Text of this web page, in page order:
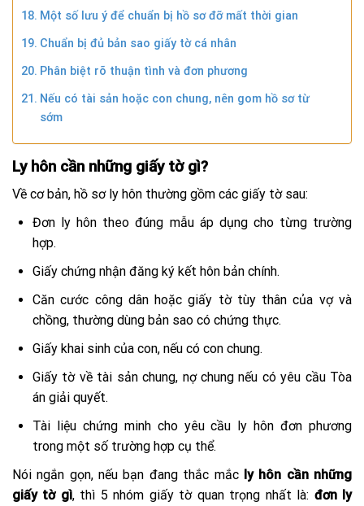
Một số lưu ý để chuẩn bị hồ sơ đỡ mất thời gian
Chuẩn bị đủ bản sao giấy tờ cá nhân
Phân biệt rõ thuận tình và đơn phương
Nếu có tài sản hoặc con chung, nên gom hồ sơ từ
sớm
Ly hôn cần những giấy tờ gì?
Về cơ bản, hồ sơ ly hôn thường gồm các giấy tờ sau:
Đơn ly hôn theo đúng mẫu áp dụng cho từng trường
hợp.
Giấy chứng nhận đăng ký kết hôn bản chính.
Căn cước công dân hoặc giấy tờ tùy thân của vợ và
chồng, thường dùng bản sao có chứng thực.
Giấy khai sinh của con, nếu có con chung.
Giấy tờ về tài sản chung, nợ chung nếu có yêu cầu Tòa
án giải quyết.
Tài liệu chứng minh cho yêu cầu ly hôn đơn phương
trong một số trường hợp cụ thể.
Nói ngắn gọn, nếu bạn đang thắc mắc ly hôn cần những
giấy tờ gì, thì 5 nhóm giấy tờ quan trọng nhất là: đơn ly